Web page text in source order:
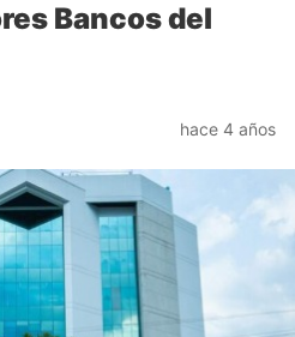
Bancos del
hace 4 años